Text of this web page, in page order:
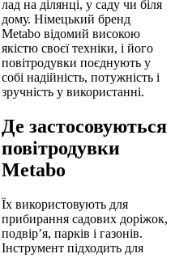
лад на ділянці, у саду чи біля
дому. Німецький бренд
Metabo відомий високою
якістю своєї техніки, і його
повітродувки поєднують у
собі надійність, потужність і
зручність у використанні.
Де застосовуються
повітродувки
Metabo
Їх використовують для
прибирання садових доріжок,
подвір’я, парків і газонів.
Інструмент підходить для